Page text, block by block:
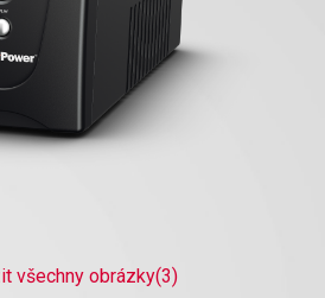
všechny obrázky(3)